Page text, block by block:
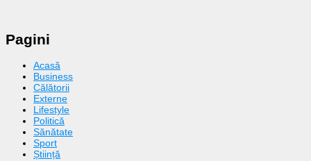
Pagini
Acasă
Business
Călătorii
Externe
Lifestyle
Politică
Sănătate
Sport
Știință